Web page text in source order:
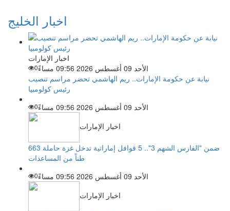
اخبار الخليج
اخبار الإمارات
الأحد 09 أغسطس 2026 09:56 مساءً
0
نيابة عن حكومة الإمارات.. ريم الهاشمي تحضر مراسم تنصيب
رئيس كولومبيا
الأحد 09 أغسطس 2026 09:56 مساءً
0
اخبار الإمارات
ضمن "الفارس الشهم 3".. 5 قوافل إماراتية تدخل غزة حاملة 663
طناً من المساعدات
الأحد 09 أغسطس 2026 09:56 مساءً
0
اخبار الإمارات